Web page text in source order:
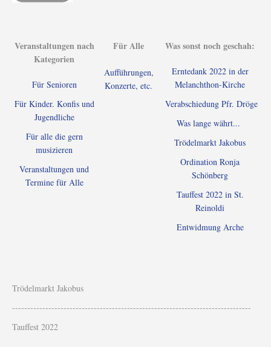
Veranstaltungen nach
Kategorien
Für Senioren
Für Kinder. Konfis und
Jugendliche
Für alle die gern
musizieren
Veranstaltungen und
Termine für Alle
Für Alle
Aufführungen,
Konzerte, etc.
Was sonst noch geschah:
Erntedank 2022 in der
Melanchthon-Kirche
Verabschiedung Pfr. Dröge
Was lange währt...
Trödelmarkt Jakobus
Ordination Ronja
Schönberg
Tauffest 2022 in St.
Reinoldi
Entwidmung Arche
Trödelmarkt Jakobus
-------------------------------------------------------------------------------
Tauffest 2022